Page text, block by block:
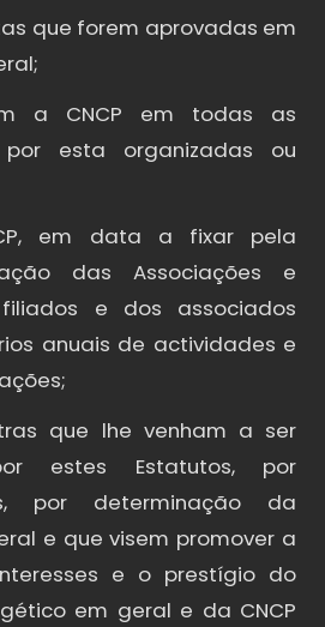
que forem aprovadas em
a CNCP em todas as
por esta organizadas ou
em data a fixar pela
das Associações e
e dos associados
anuais de actividades e
que lhe venham a ser
estes Estatutos, por
por determinação da
e que visem promover a
e o prestígio do
em geral e da CNCP